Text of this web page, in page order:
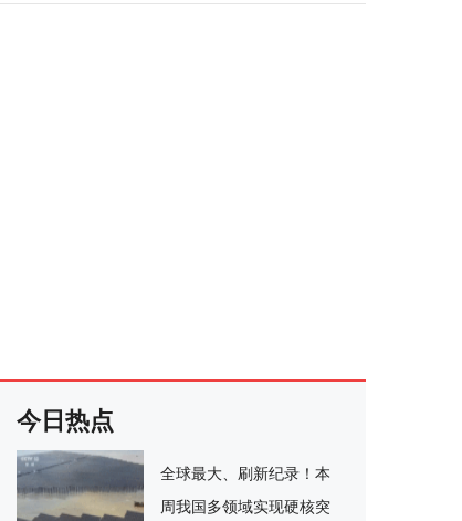
今日热点
全球最大、刷新纪录！本
周我国多领域实现硬核突